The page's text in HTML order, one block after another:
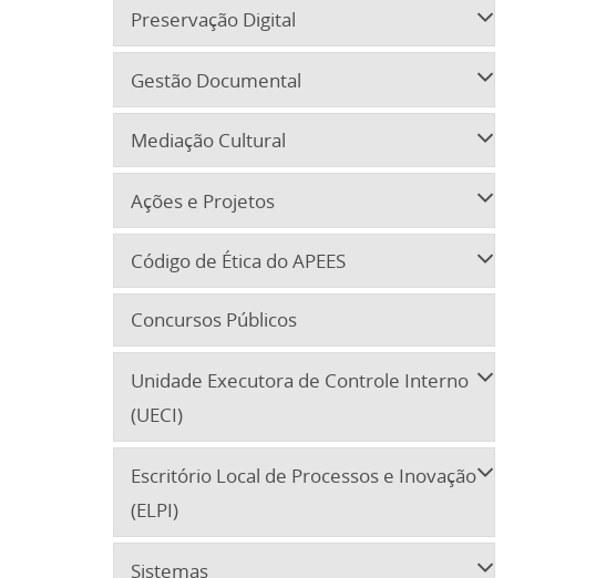
Preservação Digital
Gestão Documental
Mediação Cultural
Ações e Projetos
Código de Ética do APEES
Concursos Públicos
Unidade Executora de Controle Interno
(UECI)
Escritório Local de Processos e Inovação
(ELPI)
Sistemas